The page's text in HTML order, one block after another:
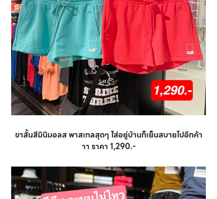
ขาสั้นสีมินิมอลส พาสเทลสุดๆ ใส่อยู่บ้านก็เย็นสบายไปอีกค้า
าา ราคา 1,290.-